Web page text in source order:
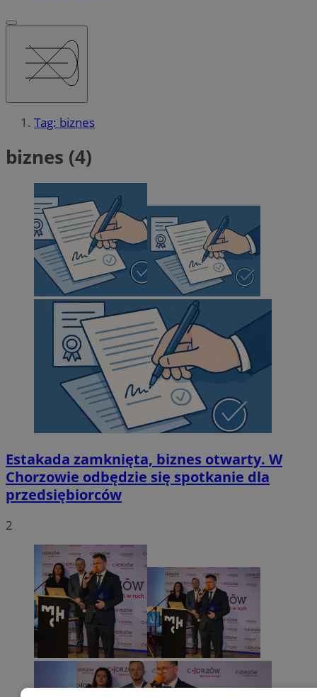
Tag: biznes
biznes (4)
Estakada zamknięta, biznes otwarty. W
Chorzowie odbędzie się spotkanie dla
przedsiębiorców
2